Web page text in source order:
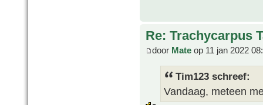
Re: Trachycarpus
door Mate op 11 jan 2022
Tim123 schreef:
Vandaag, meteen